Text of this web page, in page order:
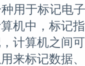
用于标记电
机中，标记
计算机之间
来标记数据